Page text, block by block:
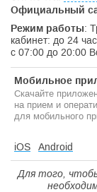
Официальный
Режим работы:
кабинет: до 24
с 07:00 до 20:00
Мобильное
Скачайте
на прием и
для мобильного
iOS Android
Для того,